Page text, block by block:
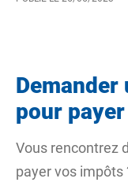
Demander
pour
Vous rencontrez
payer vos impôts